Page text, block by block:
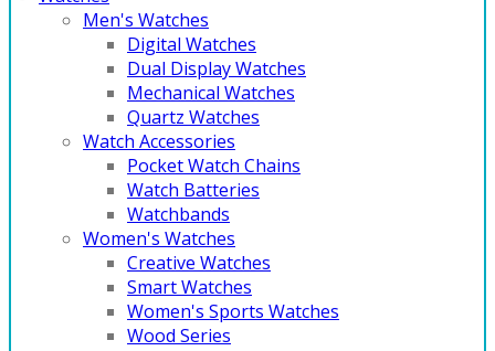
Men's Watches
Digital Watches
Dual Display Watches
Mechanical Watches
Quartz Watches
Watch Accessories
Pocket Watch Chains
Watch Batteries
Watchbands
Women's Watches
Creative Watches
Smart Watches
Women's Sports Watches
Wood Series